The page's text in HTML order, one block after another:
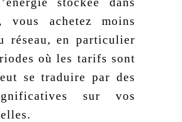
vous achetez moins
réseau, en particulier
où les tarifs sont
se traduire par des
sur vos